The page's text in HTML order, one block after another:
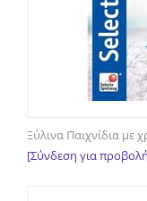
Ξύλινα Παιχνίδια με
[Σύνδεση για